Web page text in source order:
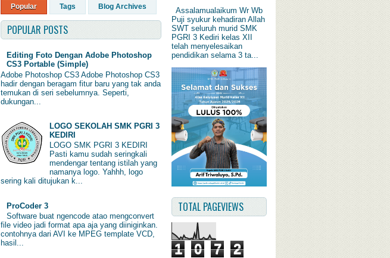
Popular Tags Blog Archives
POPULAR POSTS
Editing Foto Dengan Adobe Photoshop
CS3 Portable (Simple)
Adobe Photoshop CS3 Adobe Photoshop CS3
hadir dengan beragam fitur baru yang tak anda
temukan di seri sebelumnya. Seperti,
dukungan...
LOGO SEKOLAH SMK PGRI 3
KEDIRI
LOGO SMK PGRI 3 KEDIRI
Pasti kamu sudah seringkali
mendengar tentang istilah yang
namanya logo. Yahhh, logo
sering kali ditujukan k...
ProCoder 3
Software buat ngencode atao mengconvert
file video jadi format apa aja yang diiniginkan.
contohnya dari AVI ke MPEG template VCD,
hasil...
Assalamualaikum Wr Wb
Puji syukur kehadiran Allah
SWT seluruh murid SMK
PGRI 3 Kediri kelas XII
telah menyelesaikan
pendidikan selama 3 ta...
TOTAL PAGEVIEWS
1 0 7
2